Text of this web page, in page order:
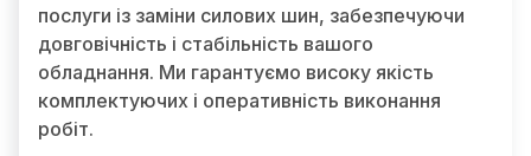
послуги із заміни силових шин, забезпечуючи
довговічність і стабільність вашого
обладнання. Ми гарантуємо високу якість
комплектуючих і оперативність виконання
робіт.